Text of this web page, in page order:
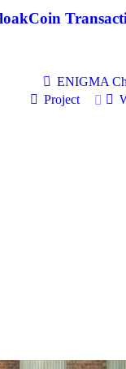
ENIGMA
Project